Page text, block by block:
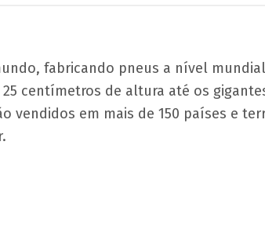
fabricando pneus a nível
centímetros de altura até os
vendidos em mais de 150 países e